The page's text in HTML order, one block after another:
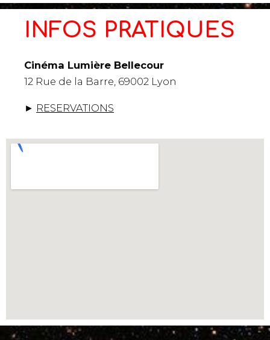
INFOS PRATIQUES
Cinéma Lumière Bellecour
12 Rue de la Barre, 69002 Lyon
► RESERVATIONS